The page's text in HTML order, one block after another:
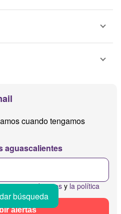
cuando tengamos
aguascalientes
y condiciones y la política
alertas
búsqueda